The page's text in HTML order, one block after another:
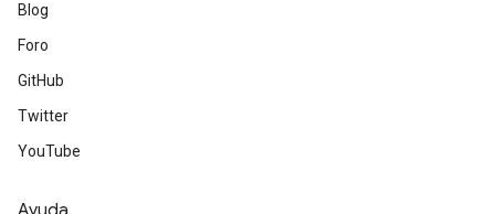
Blog
Foro
GitHub
Twitter
YouTube